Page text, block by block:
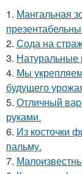
1. Мангальная
2. Сода на
3. Натуральные
4. Мы
будущего
5. Отличный
руками.
6. Из косточки
пальму.
7.